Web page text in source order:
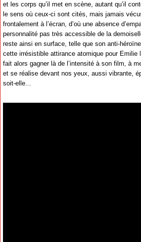
et les corps qu’il met en scène, autant qu’il
le sens où ceux-ci sont cités, mais jamais
frontalement à l’écran, d’où une absence
personnalité pas très accessible de la
reste ainsi en surface, telle que son anti-
cette irrésistible attirance atomique pour Emilie
fait alors gagner là de l’intensité à son film, à
et se réalise devant nos yeux, aussi vibrante,
soit-elle...